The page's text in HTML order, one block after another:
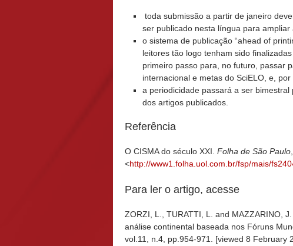
toda submissão a partir de janeiro
ser publicado nesta língua para
o sistema de publicação “ahead of
leitores tão logo tenham sido
primeiro passo para, no futuro, passar
internacional e metas do SciELO, e, por
a periodicidade passará a ser
dos artigos publicados.
Referência
O CISMA do século XXI. Folha de São Paulo
<http://www1.folha.uol.com.br/fsp/mais/
Para ler o artigo, acesse
ZORZI, L., TURATTI, L. and MAZZARINO,
análise continental baseada nos Fóruns
vol.11, n.4, pp.954-971. [viewed 8 February